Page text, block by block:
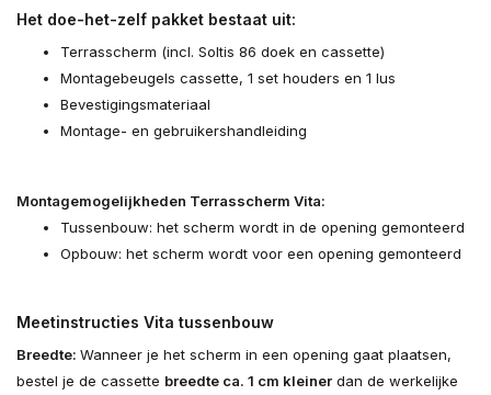
Het doe-het-zelf pakket bestaat uit:
Terrasscherm (incl. Soltis 86 doek en cassette)
Montagebeugels cassette, 1 set houders en 1 lus
Bevestigingsmateriaal
Montage- en gebruikershandleiding
Montagemogelijkheden Terrasscherm Vita:
Tussenbouw: het scherm wordt in de opening gemonteerd
Opbouw: het scherm wordt voor een opening gemonteerd
Meetinstructies Vita tussenbouw
Breedte: Wanneer je het scherm in een opening gaat plaatsen,
bestel je de cassette breedte ca. 1 cm kleiner dan de werkelijke